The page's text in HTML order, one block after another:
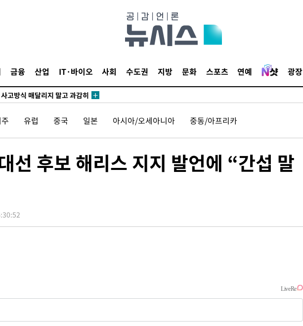
금융 산업 IT·바이오 사회 수도권 지방 문화 스포츠 연예 광장
유 서울대 공대 교수…이병태
…80명 식사 대접까지(종합)
만 개 줄어…실업률은 4.1%로
…북쪽 인바운드·남쪽 아웃바
관할 4개 면 특별재난지역 선
낮은 계급 임용…희망지 못
자…"AI 메모리 수요 선제 대
잔 투란VC 입단
국 축구 '5승 2무'
6258.77에 마쳐
이후 첫 40도
해 前교정본부장 기소
분에 수사 재개"
밭' 된 축구협회
유럽 중국 일본 아시아/오세아니아 중동/아프리카
선 후보 해리스 지지 발언에 “간섭 말